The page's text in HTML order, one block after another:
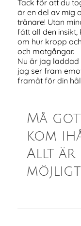
Tack för att du
är en del av mig
tränare! Utan
fått all den
om hur kropp
och motgångar.
Nu är jag laddad
jag ser fram
framåt för din
Må
kom
Allt är